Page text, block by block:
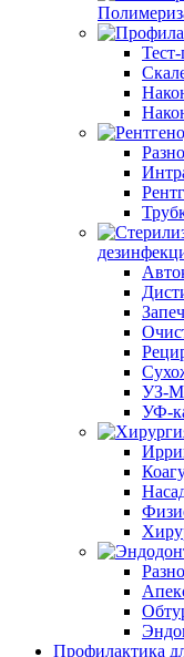
УЗ-
УФ-
Профилактика